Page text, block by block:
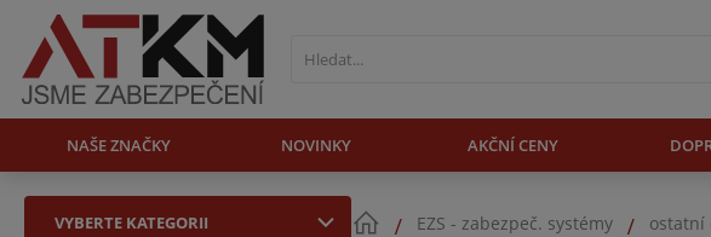
NAŠE ZNAČKY NOVINKY AKČNÍ CENY
VYBERTE KATEGORII EZS - zabezpeč. systémy ostatní